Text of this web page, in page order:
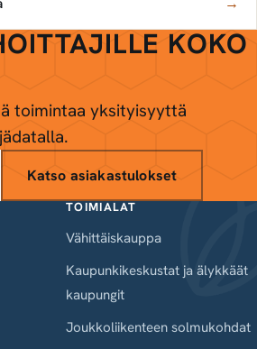
KOKO
toimintaa yksityisyyttä
Katso asiakastulokset
TOIMIALAT
Vähittäiskauppa
Kaupunkikeskustat ja älykkäät
kaupungit
Joukkoliikenteen solmukohdat